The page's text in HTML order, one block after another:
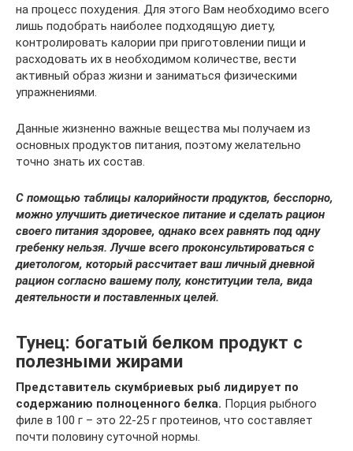
на процесс похудения. Для этого Вам необходимо всего
лишь подобрать наиболее подходящую диету,
контролировать калории при приготовлении пищи и
расходовать их в необходимом количестве, вести
активный образ жизни и заниматься физическими
упражнениями.
Данные жизненно важные вещества мы получаем из
основных продуктов питания, поэтому желательно
точно знать их состав.
С помощью таблицы калорийности продуктов, бесспорно,
можно улучшить диетическое питание и сделать рацион
своего питания здоровее, однако всех равнять под одну
гребенку нельзя. Лучше всего проконсультироваться с
диетологом, который рассчитает ваш личный дневной
рацион согласно вашему полу, конституции тела, вида
деятельности и поставленных целей.
Тунец: богатый белком продукт с
полезными жирами
Представитель скумбриевых рыб лидирует по
содержанию полноценного белка. Порция рыбного
филе в 100 г – это 22-25 г протеинов, что составляет
почти половину суточной нормы.